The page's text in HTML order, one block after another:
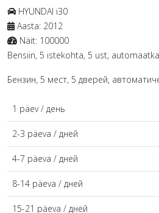
HYUNDAI i30
Aasta: 2012
Näit: 100000
Bensiin, 5 istekohta, 5 ust,
Бензин, 5 мест, 5 дверей,
1 päev / день
2-3 päeva / дней
4-7 päeva / дней
8-14 päeva / дней
15-21 päeva / дней